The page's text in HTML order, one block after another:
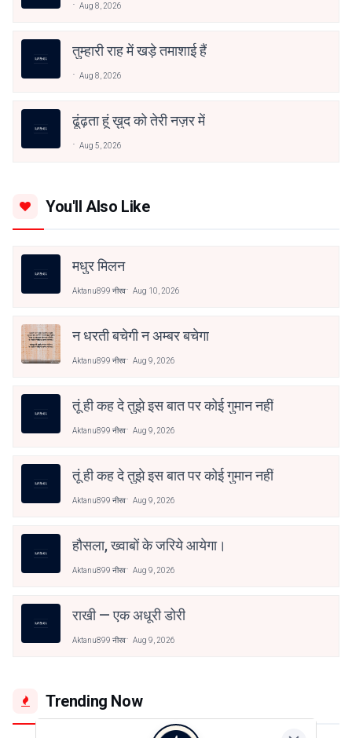
Aug 8, 2026
तुम्हारी राह में खड़े तमाशाई हैं
Aug 8, 2026
ढूंढ़ता हूं ख़ुद को तेरी नज़र में
Aug 5, 2026
You'll Also Like
मधुर मिलन
Aktanu899 नीरव Aug 10, 2026
न धरती बचेगी न अम्बर बचेगा
Aktanu899 नीरव Aug 9, 2026
तूं ही कह दे तुझे इस बात पर कोई गुमान नहीं
Aktanu899 नीरव Aug 9, 2026
तूं ही कह दे तुझे इस बात पर कोई गुमान नहीं
Aktanu899 नीरव Aug 9, 2026
हौसला, ख्वाबों के जरिये आयेगा।
Aktanu899 नीरव Aug 9, 2026
राखी — एक अधूरी डोरी
Aktanu899 नीरव Aug 9, 2026
Trending Now